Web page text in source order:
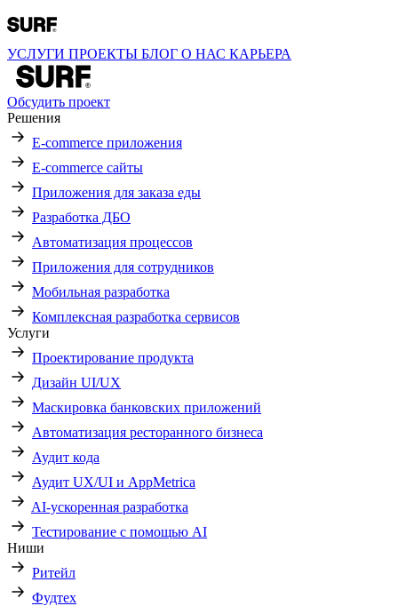
УСЛУГИ ПРОЕКТЫ БЛОГ О НАС КАРЬЕРА
Обсудить проект
Решения
E-commerce приложения
E-commerce сайты
Приложения для заказа еды
Разработка ДБО
Автоматизация процессов
Приложения для сотрудников
Мобильная разработка
Комплексная разработка сервисов
Услуги
Проектирование продукта
Дизайн UI/UX
Маскировка банковских приложений
Автоматизация ресторанного бизнеса
Аудит кода
Аудит UX/UI и AppMetrica
AI-ускоренная разработка
Тестирование с помощью AI
Ниши
Ритейл
Фудтех